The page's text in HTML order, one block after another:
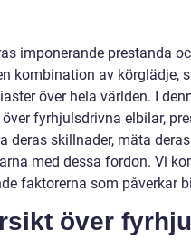
imponerande prestanda
kombination av körglädje,
över hela världen. I
fyrhjulsdrivna elbilar,
deras skillnader, mäta
med dessa fordon. Vi
faktorerna som påverkar
över